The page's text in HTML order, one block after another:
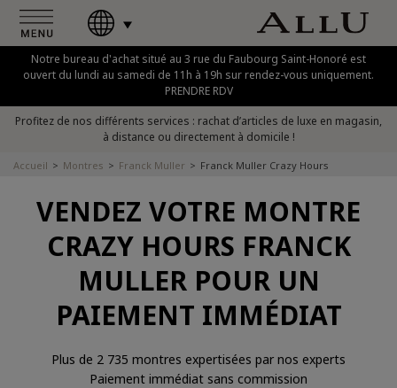
Notre bureau d'achat situé au 3 rue du Faubourg Saint-Honoré est
ouvert du lundi au samedi de 11h à 19h sur rendez-vous uniquement.
PRENDRE RDV
Profitez de nos différents services : rachat d’articles de luxe en magasin,
à distance ou directement à domicile !
Accueil Montres Franck Muller Franck Muller Crazy Hours
VENDEZ VOTRE MONTRE
CRAZY HOURS FRANCK
MULLER POUR UN
PAIEMENT IMMÉDIAT
Plus de 2 735 montres expertisées par nos experts
Paiement immédiat sans commission